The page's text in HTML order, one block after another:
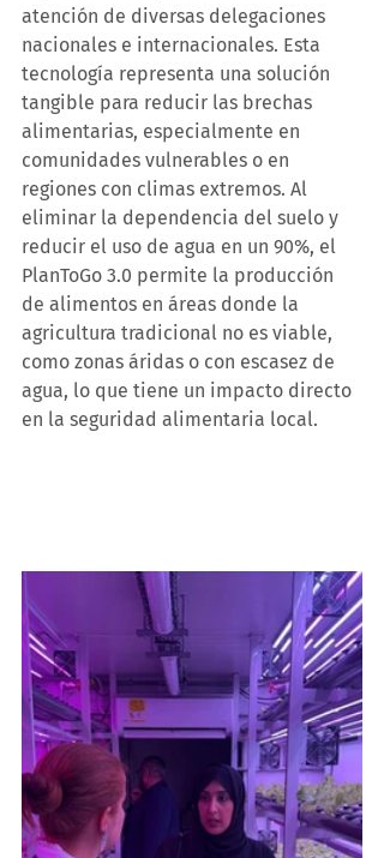
atención de diversas delegaciones
nacionales e internacionales. Esta
tecnología representa una solución
tangible para reducir las brechas
alimentarias, especialmente en
comunidades vulnerables o en
regiones con climas extremos. Al
eliminar la dependencia del suelo y
reducir el uso de agua en un 90%, el
PlanToGo 3.0 permite la producción
de alimentos en áreas donde la
agricultura tradicional no es viable,
como zonas áridas o con escasez de
agua, lo que tiene un impacto directo
en la seguridad alimentaria local.